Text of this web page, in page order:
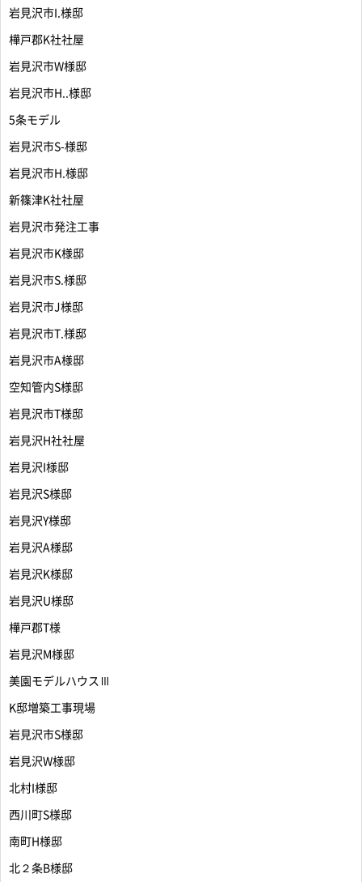
岩見沢市I.様邸
樺戸郡K社社屋
岩見沢市W様邸
岩見沢市H..様邸
5条モデル
岩見沢市S-様邸
岩見沢市H.様邸
新篠津K社社屋
岩見沢市発注工事
岩見沢市K様邸
岩見沢市S.様邸
岩見沢市J様邸
岩見沢市T.様邸
岩見沢市A様邸
空知管内S様邸
岩見沢市T様邸
岩見沢H社社屋
岩見沢I様邸
岩見沢S様邸
岩見沢Y様邸
岩見沢A様邸
岩見沢K様邸
岩見沢U様邸
樺戸郡T様
岩見沢M様邸
美園モデルハウスⅢ
K邸増築工事現場
岩見沢市S様邸
岩見沢W様邸
北村I様邸
西川町S様邸
南町H様邸
北２条B様邸